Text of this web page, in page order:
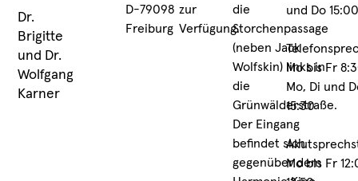
Dr.
Brigitte
und Dr.
Wolfgang
Karner
D-79098
Freiburg
zur
Verfügung.
die
Storchenpassage
(neben Jack
Wolfskin) links in
die
Grünwälderstraße.
Der Eingang
befindet sich
gegenüber dem
und Do
Mo bis Fr
Mo, Di und
15:30
Mo bis Fr